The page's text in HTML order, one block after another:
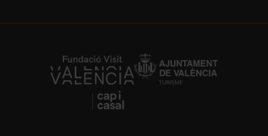
https://fundacion.visitvalencia.com/